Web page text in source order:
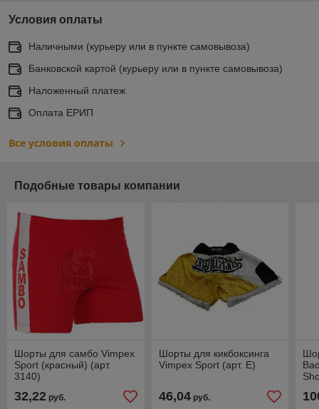
Условия оплаты
Наличными (курьеру или в пункте самовывоза)
Банковской картой (курьеру или в пункте самовывоза)
Наложенный платеж
Оплата ЕРИП
Все условия оплаты
Подобные товары компании
Шорты для самбо Vimpex
Sport (красный) (арт.
3140)
32,22 руб.
Шорты для кикбоксинга
Vimpex Sport (арт. E)
46,04руб.